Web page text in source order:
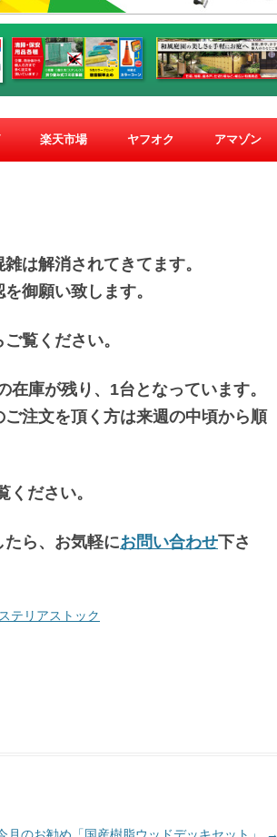
ン
テ
ン
楽天市場 ヤフオク アマゾン
は解消されてきてます。
御願い致します。
覧ください。
庫が残り、1台となっています。
注文を頂く方は来週の中頃から順
ください。
ら、お気軽にお問い合わせ下さ
テリアストック